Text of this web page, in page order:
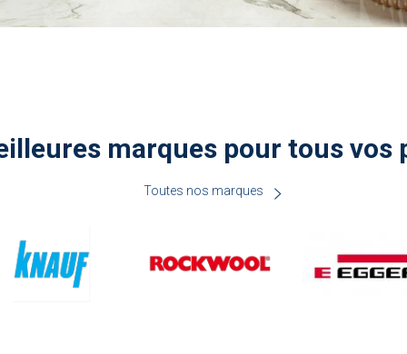
marques pour tous vos
Toutes nos marques